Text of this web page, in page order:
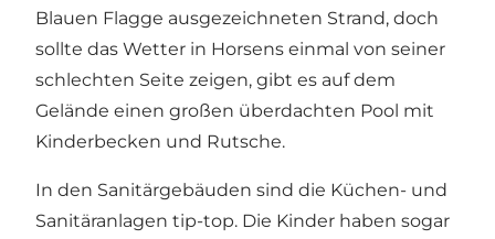
Blauen Flagge ausgezeichneten Strand, doch
sollte das Wetter in Horsens einmal von seiner
schlechten Seite zeigen, gibt es auf dem
Gelände einen großen überdachten Pool mit
Kinderbecken und Rutsche.
In den Sanitärgebäuden sind die Küchen- und
Sanitäranlagen tip-top. Die Kinder haben sogar